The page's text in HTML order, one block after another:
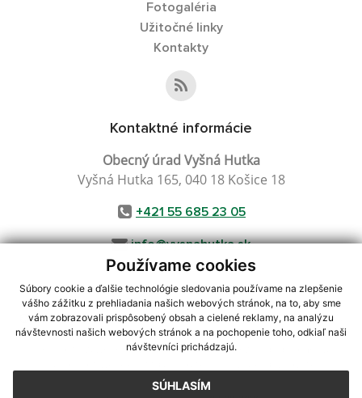
Používame cookies
Súbory cookie a ďalšie technológie sledovania používame na zlepšenie
vášho zážitku z prehliadania našich webových stránok, na to, aby sme
vám zobrazovali prispôsobený obsah a cielené reklamy, na analýzu
návštevnosti našich webových stránok a na pochopenie toho, odkiaľ naši
návštevníci prichádzajú.
SÚHLASÍM
Fotogaléria
Užitočné linky
Kontakty
Kontaktné informácie
Obecný úrad Vyšná Hutka
Vyšná Hutka 165, 040 18 Košice 18
+421 55 685 23 05
info@vysnahutka.sk
využite možnosť získavania aktuálnych informácií s využitím RSS
CMS systém (redakčný) systém ECHELON 2,Mapa stránok,web portál
webex.digital, s.r.o.,domény,registrácia domény